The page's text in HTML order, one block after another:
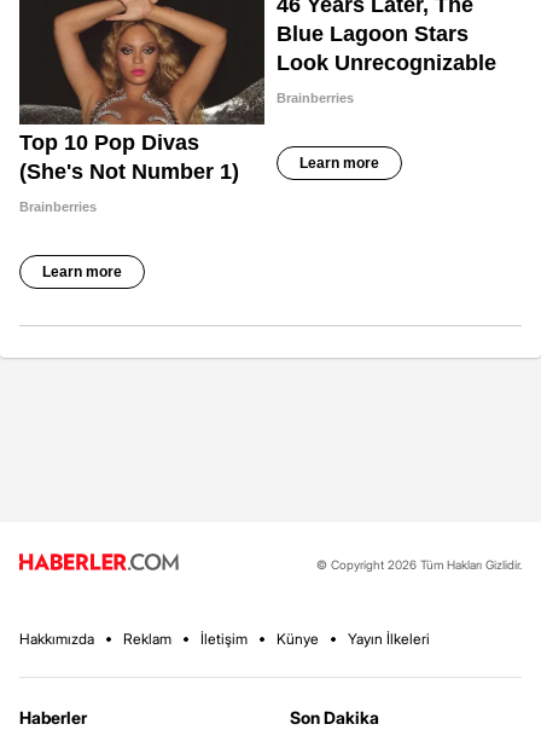
© Copyright 2026 Tüm Hakları Gizlidir.
Hakkımızda Reklam İletişim Künye Yayın İlkeleri
Haberler
Son Dakika